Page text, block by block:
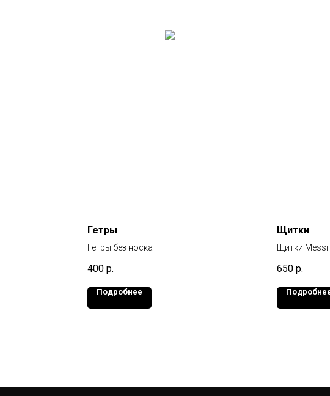
Гетры
Гетры без носка
400 р.
Подробнее
Щитки
Щитки Messi
650 р.